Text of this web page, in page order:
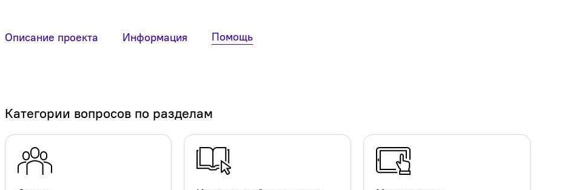
Описание проекта Информация Помощь
Категории вопросов по разделам